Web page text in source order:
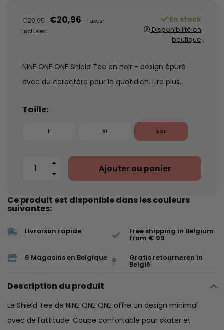
€29,95 €20,96
Taxes
incluses
En stock
Disponibilité en
boutique
NINE ONE ONE Shield Tee en noir - design épuré
avec du caractère pour le quotidien. Lire plus..
Taille:
L XL XXL
Ajouter au panier
Ce produit est disponible dans les couleurs
suivantes:
Livraison rapide Free shipping in Belgium
from € 99
6 Magasins en Belgique Gratis retourneren in
België
Description du produit
Le Shield Tee de NINE ONE ONE offre un design minimal
avec de l'attitude. Coupe confortable pour skater et